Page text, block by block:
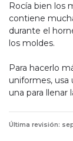
Rocía bien los
contiene
durante el
los moldes.
Para hacerlo
uniformes, usa
una para llenar
Última revisión: